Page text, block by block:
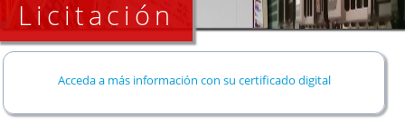
Licitación
Acceda a más información con su certificado digital